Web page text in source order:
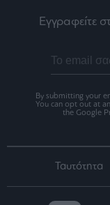
Εγγραφείτε
By submitting your
You can opt out at
the Google
Ταυτότητα